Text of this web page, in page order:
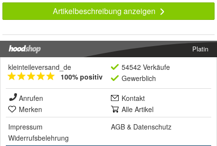
Artikelbeschreibung anzeigen
Platin
kleinteileversand_de
100% positiv
54542 Verkäufe
Gewerblich
Anrufen
Kontakt
Merken
Alle Artikel
Impressum
AGB & Datenschutz
Widerrufsbelehrung